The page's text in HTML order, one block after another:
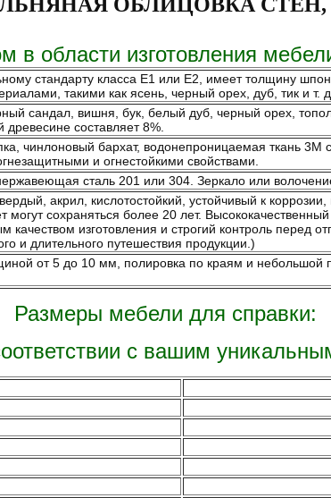
области изготовления
стандарту класса Е1 или Е2, имеет толщину
такими как ясень, черный орех, дуб, тик и т.
сандал, вишня, бук, белый дуб, черный орех,
составляет 8%.
чинлоновый бархат, водонепроницаемая ткань
и огнестойкими свойствами.
сталь 201 или 304. Зеркало или
акрил, кислотостойкий, устойчивый к
сохраняться более 20 лет.
качеством изготовления и строгий контроль перед
и длительного путешествия продукции.)
от 5 до 10 мм, полировка по краям и небольшой
Размеры мебели для справки:
с вашим